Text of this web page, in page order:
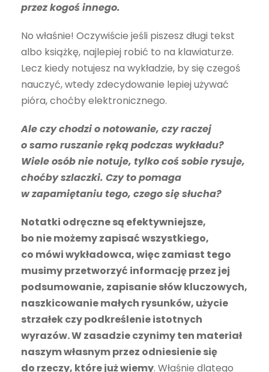
przez kogoś innego.
No właśnie! Oczywiście jeśli piszesz długi tekst
albo książkę, najlepiej robić to na klawiaturze.
Lecz kiedy notujesz na wykładzie, by się czegoś
nauczyć, wtedy zdecydowanie lepiej używać
pióra, choćby elektronicznego.
Ale czy chodzi o notowanie, czy raczej
o samo ruszanie ręką podczas wykładu?
Wiele osób nie notuje, tylko coś sobie rysuje,
choćby szlaczki. Czy to pomaga
w zapamiętaniu tego, czego się słucha?
Notatki odręczne są efektywniejsze,
bo nie możemy zapisać wszystkiego,
co mówi wykładowca, więc zamiast tego
musimy przetworzyć informację przez jej
podsumowanie, zapisanie słów kluczowych,
naszkicowanie małych rysunków, użycie
strzałek czy podkreślenie istotnych
wyrazów. W zasadzie czynimy ten materiał
naszym własnym przez odniesienie się
do rzeczy, które już wiemy. Właśnie dlatego